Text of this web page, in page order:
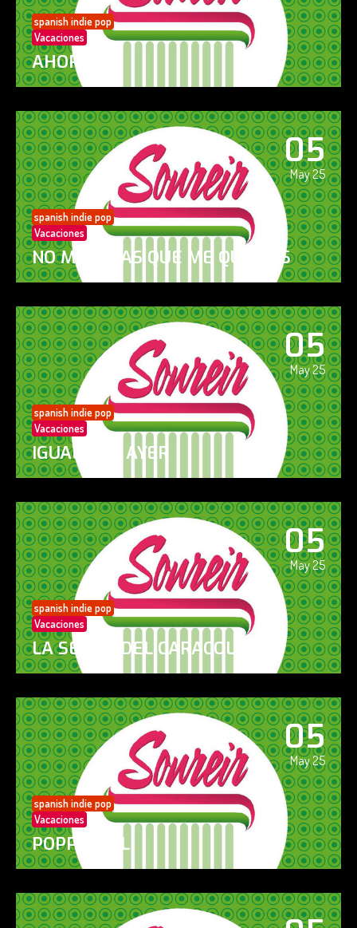
spanish indie pop
Vacaciones
AHORA SÍ!
05
May 25
spanish indie pop
Vacaciones
NO ME DIGAS QUE ME QUIERES
05
May 25
spanish indie pop
Vacaciones
IGUAL QUE AYER
05
May 25
spanish indie pop
Vacaciones
LA SENDA DEL CARACOL
05
May 25
spanish indie pop
Vacaciones
POPPY GIRL